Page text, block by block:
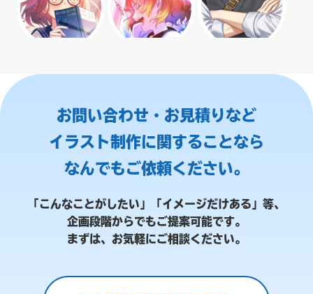
お問い合わせ・お見積りなど
イラスト制作に関することなら
なんでもご依頼ください。
「こんなことがしたい」「イメージだけある」等、
企画段階からでもご提案可能です。
まずは、お気軽にご相談ください。